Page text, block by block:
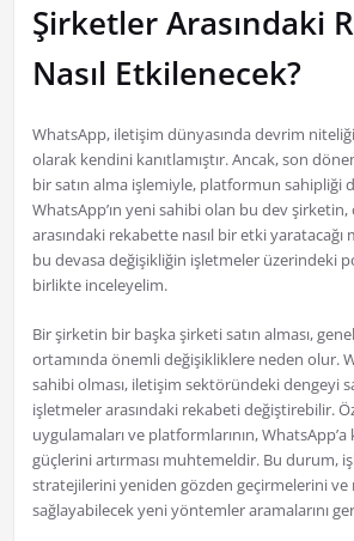
Şirketler Arasındaki
Nasıl Etkilenecek?
WhatsApp, iletişim dünyasında devrim
olarak kendini kanıtlamıştır. Ancak, son
bir satın alma işlemiyle, platformun sahipliği
WhatsApp’ın yeni sahibi olan bu dev
arasındaki rekabette nasıl bir etki yaratacağı
bu devasa değişikliğin işletmeler üzerindeki
birlikte inceleyelim.
Bir şirketin bir başka şirketi satın alması,
ortamında önemli değişikliklere neden olur.
sahibi olması, iletişim sektöründeki dengeyi
işletmeler arasındaki rekabeti değiştirebilir.
uygulamaları ve platformlarının, WhatsApp’a
güçlerini artırması muhtemeldir. Bu durum,
stratejilerini yeniden gözden geçirmelerini ve
sağlayabilecek yeni yöntemler aramalarını